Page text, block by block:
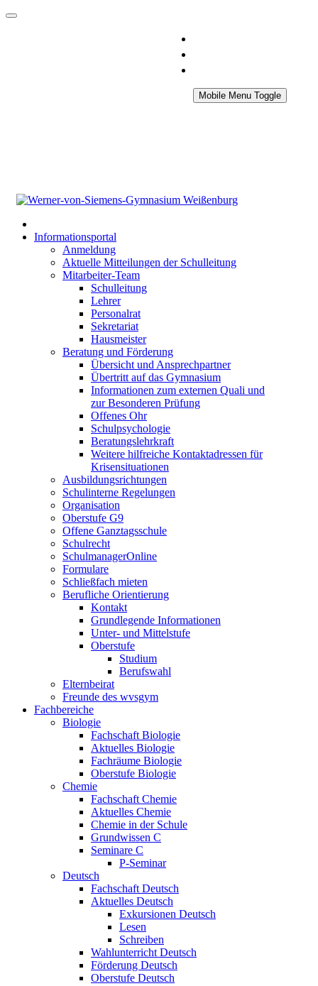
Mobile Menu Toggle
Informationsportal
Anmeldung
Aktuelle Mitteilungen der Schulleitung
Mitarbeiter-Team
Schulleitung
Lehrer
Personalrat
Sekretariat
Hausmeister
Beratung und Förderung
Übersicht und Ansprechpartner
Übertritt auf das Gymnasium
Informationen zum externen Quali und
zur Besonderen Prüfung
Offenes Ohr
Schulpsychologie
Beratungslehrkraft
Weitere hilfreiche Kontaktadressen für
Krisensituationen
Ausbildungsrichtungen
Schulinterne Regelungen
Organisation
Oberstufe G9
Offene Ganztagsschule
Schulrecht
SchulmanagerOnline
Formulare
Schließfach mieten
Berufliche Orientierung
Kontakt
Grundlegende Informationen
Unter- und Mittelstufe
Oberstufe
Studium
Berufswahl
Elternbeirat
Freunde des wvsgym
Fachbereiche
Biologie
Fachschaft Biologie
Aktuelles Biologie
Fachräume Biologie
Oberstufe Biologie
Chemie
Fachschaft Chemie
Aktuelles Chemie
Chemie in der Schule
Grundwissen C
Seminare C
P-Seminar
Deutsch
Fachschaft Deutsch
Aktuelles Deutsch
Exkursionen Deutsch
Lesen
Schreiben
Wahlunterricht Deutsch
Förderung Deutsch
Oberstufe Deutsch